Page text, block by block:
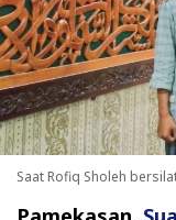
Saat Rofiq Sholeh